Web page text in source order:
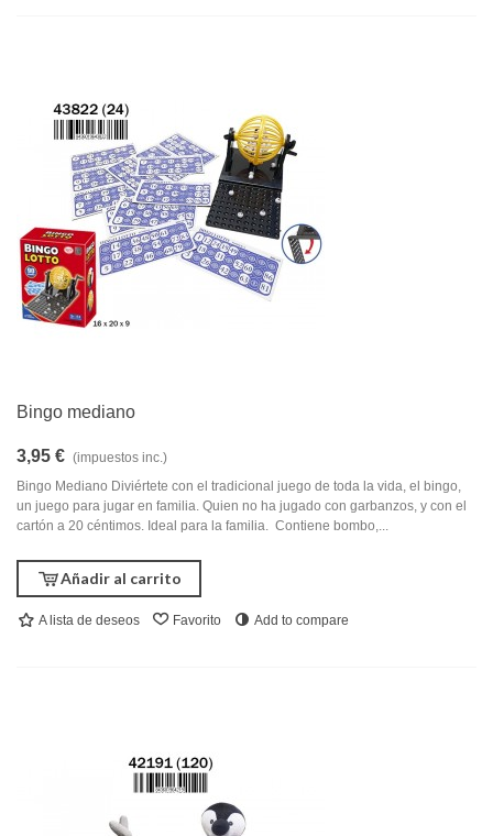
Bingo mediano
3,95 € (impuestos inc.)
Bingo Mediano Diviértete con el tradicional juego de toda la vida, el bingo,
un juego para jugar en familia. Quien no ha jugado con garbanzos, y con el
cartón a 20 céntimos. Ideal para la familia. Contiene bombo,...
Añadir al carrito
A lista de deseos Favorito Add to compare